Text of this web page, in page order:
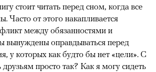
стоит читать перед сном, когда все
Часто от этого накапливается
между обязанностями и
вынуждены оправдываться перед
у которых как будто бы нет «цели». С
друзьям просто так? Как я могу сидеть